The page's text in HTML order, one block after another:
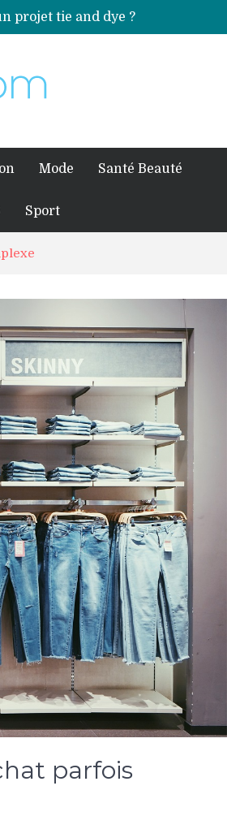
projet tie and dye ?
Comment préparer sa piscine pour une période prolongée d’inutilisation ?
votre charpente ?
Mode Santé Beauté
Sport
parfois